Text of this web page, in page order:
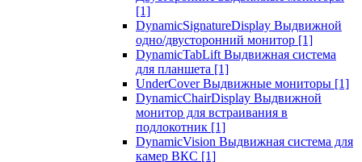
[1]
DynamicSignatureDisplay Выдвижной
одно/двусторонний монитор [1]
DynamicTabLift Выдвижная система
для планшета [1]
UnderCover Выдвижные мониторы [1]
DynamicChairDisplay Выдвижной
монитор для встраивания в
подлокотник [1]
DynamicVision Выдвижная система для
камер ВКС [1]